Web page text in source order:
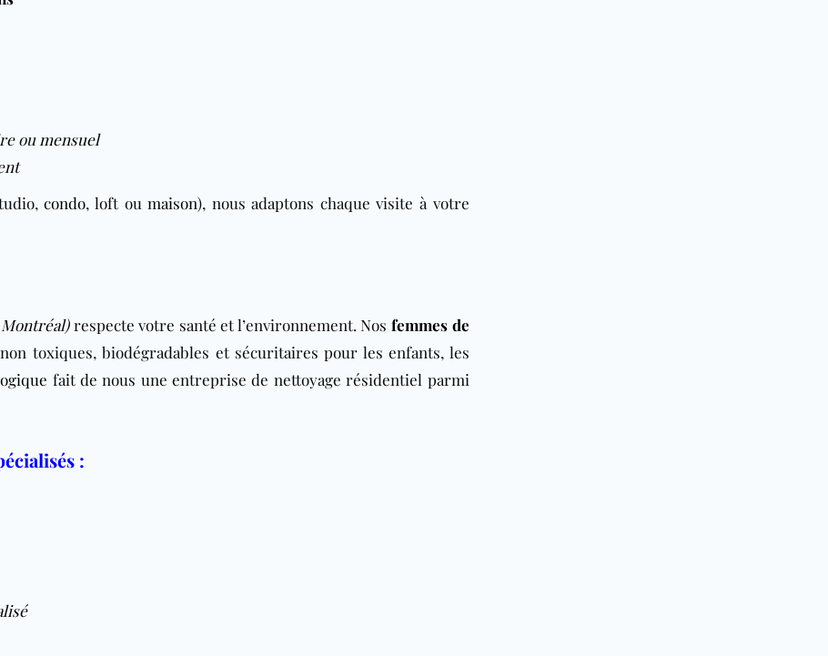
ou mensuel
condo, loft oumaison), nous adaptons chaque visite à votre
respecte votre santé et l’environnement. Nos femmes de
toxiques, biodégradables et sécuritaires pour les enfants, les
fait de nous une entreprise de nettoyage résidentiel parmi
: